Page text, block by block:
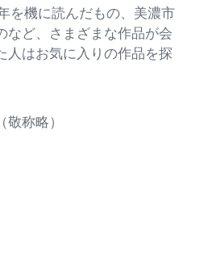
を機に読んだもの、美濃市
など、さまざまな作品が会
人はお気に入りの作品を探
称略）